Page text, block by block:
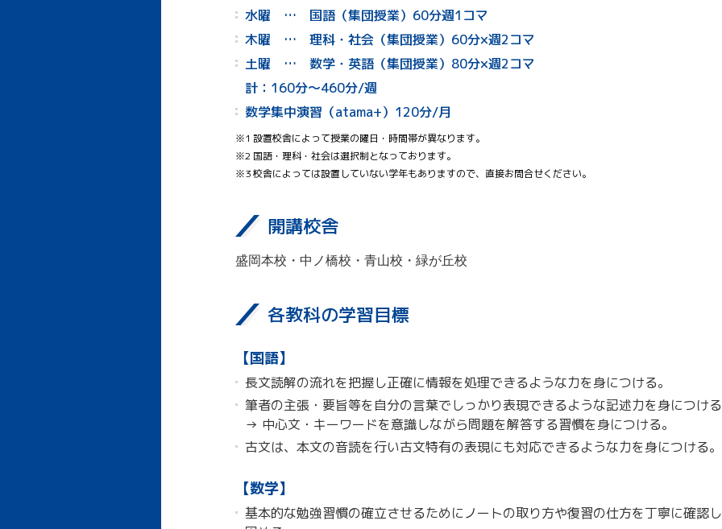
水曜 … 国語（集団授業）60分週1コマ
木曜 … 理科・社会（集団授業）60分×週2コマ
土曜 … 数学・英語（集団授業）80分×週2コマ
計：160分～460分/週
数学集中演習（atama+）120分/月
※1 設置校舎によって授業の曜日・時間帯が異なります。
※2 国語・理科・社会は選択制となっております。
※3 校舎によっては設置していない学年もありますので、直接お問合せください。
開講校舎
盛岡本校・中ノ橋校・青山校・緑が丘校
各教科の学習目標
【国語】
長文読解の流れを把握し正確に情報を処理できるような力を身につける。
筆者の主張・要旨等を自分の言葉でしっかり表現できるような記述力を身につける
→ 中心文・キーワードを意識しながら問題を解答する習慣を身につける。
古文は、本文の音読を行い古文特有の表現にも対応できるような力を身につける。
【数学】
基本的な勉強習慣の確立させるためにノートの取り方や復習の仕方を丁寧に確認